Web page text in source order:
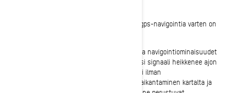
Tiettyjen kartta-alueiden lataaminen offline-gps-navigointia varten on
On tärkeää ladata kartta-alue etukäteen, jotta navigointiominaisuudet
pysyvät käytettävissä, vaikka matkapuhelimesi signaali heikkenee ajon
aikana. Ainoat ominaisuudet, jotka eivät toimi ilman
matkapuhelinverkkoyhteyttä, ovat ystävien paikantaminen kartalta ja